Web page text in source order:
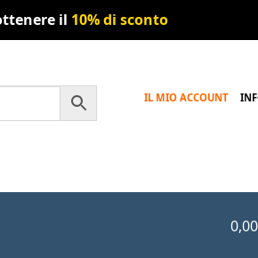
il 10% di sconto
IL MIO ACCOUNT
0,00